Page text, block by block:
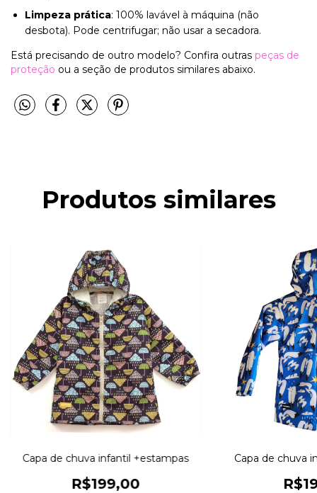
Limpeza prática: 100% lavável à máquina (não
desbota). Pode centrifugar; não usar a secadora.
Está precisando de outro modelo? Confira outras peças de
proteção ou a seção de produtos similares abaixo.
Produtos similares
Capa de chuva infantil +estampas
R$199,00
Capa de chuva